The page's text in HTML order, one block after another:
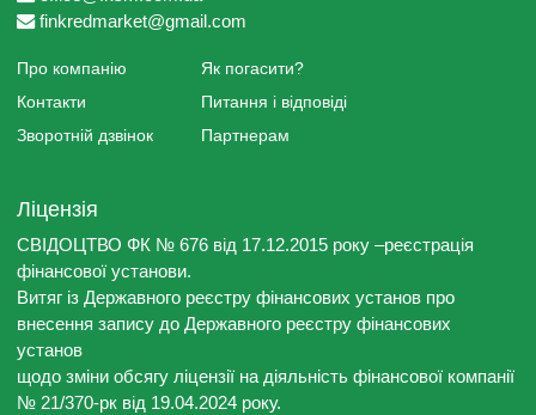
finkredmarket@gmail.com
Про компанію
Контакти
Зворотній дзвінок
Як погасити?
Питання і відповіді
Партнерам
Ліцензія
СВІДОЦТВО ФК № 676 від 17.12.2015 року –реєстрація
фінансової установи.
Витяг із Державного реєстру фінансових установ про
внесення запису до Державного реєстру фінансових
установ
щодо зміни обсягу ліцензії на діяльність фінансової компанії
№ 21/370-рк від 19.04.2024 року.